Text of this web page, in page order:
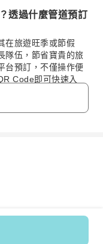
透過什麼管道預訂
在旅遊旺季或節假
隊伍，節省寶貴的旅
台預訂，不僅操作便
Code即可快速入
有其他交通方式或
1號線，從港鐵香港
程車也是一種便利
服務或體驗？
票。凌霄閣摩天台
角的香港城市景觀與
賞到香港最美的
段通常是傍晚時
貌逐漸轉變為日落